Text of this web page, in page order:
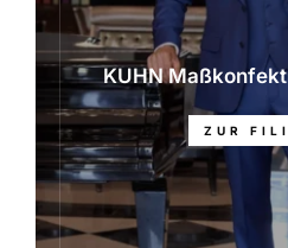
KUHN
ZUR